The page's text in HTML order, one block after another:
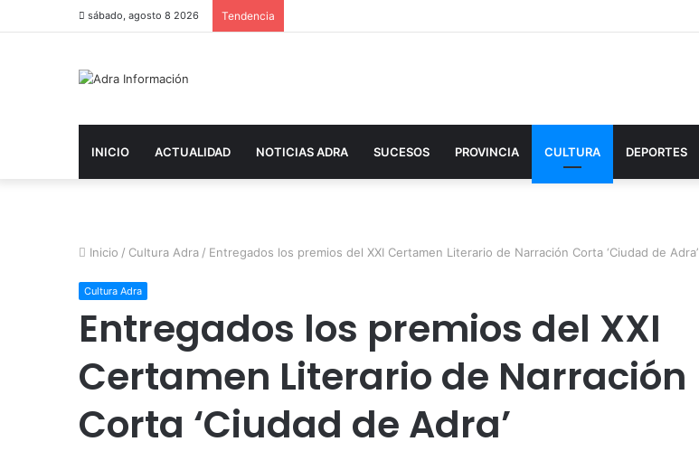
sábado, agosto 8 2026 Tendencia
INICIO ACTUALIDAD NOTICIAS ADRA SUCESOS PROVINCIA CULTURA DEPORTES
Inicio / Cultura Adra / Entregados los premios del XXI Certamen Literario de Narración Corta ‘Ciudad de Adra’
Cultura Adra
Entregados los premios del XXI
Certamen Literario de Narración
Corta ‘Ciudad de Adra’